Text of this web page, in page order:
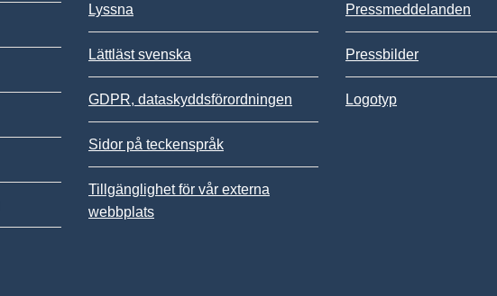
Lyssna
Lättläst svenska
GDPR, dataskyddsförordningen
Sidor på teckenspråk
Tillgänglighet för vår externa
webbplats
Pressmeddelanden
Pressbilder
Logotyp